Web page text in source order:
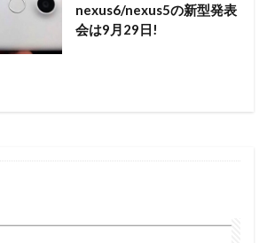
nexus6/nexus5の新型発表
会は9月29日!